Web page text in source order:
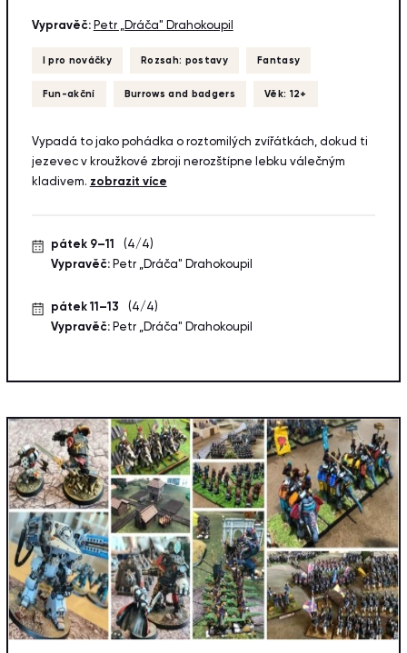
Vypravěč: Petr „Dráča" Drahokoupil
I pro nováčky Rozsah: postavy Fantasy
Fun-akční Burrows and badgers Věk: 12+
Vypadá to jako pohádka o roztomilých zvířátkách, dokud ti
jezevec v kroužkové zbroji nerozštípne lebku válečným
kladivem. zobrazit více
pátek 9–11
(4/4)
Vypravěč:Petr „Dráča" Drahokoupil
pátek 11–13
(4/4)
Vypravěč:Petr „Dráča" Drahokoupil